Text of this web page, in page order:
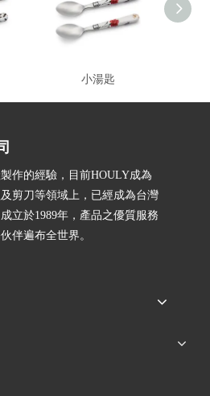
小湯匙
作的經驗，目前HOULY成為
剪刀等領域上，已經成為台灣
立於1989年，產品之優質服務
伴遍布全世界。